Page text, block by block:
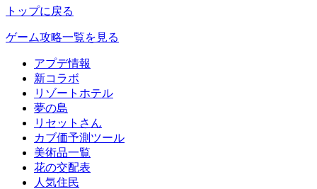
トップに戻る
ゲーム攻略一覧を見る
アプデ情報
新コラボ
リゾートホテル
夢の島
リセットさん
カブ価予測ツール
美術品一覧
花の交配表
人気住民